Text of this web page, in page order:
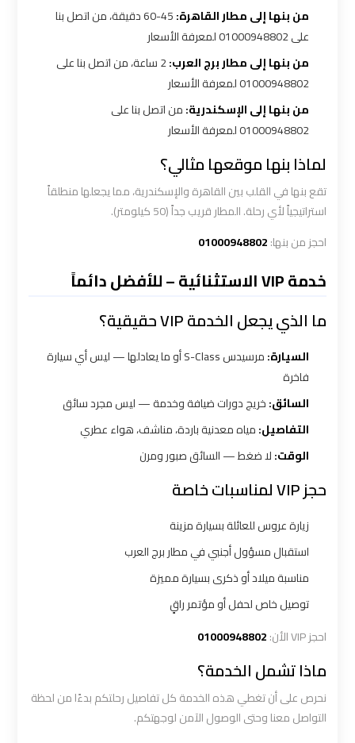
من بنها إلى مطار القاهرة:
45-60 دقيقة، من اتصل بنا
على 01000948802 لمعرفة الأسعار
من بنها إلى مطار برج العرب:
2 ساعة، من اتصل بنا على
01000948802 لمعرفة الأسعار
من بنها إلى الإسكندرية:من اتصل بنا على
01000948802 لمعرفة الأسعار
لماذا بنها موقعها مثالي؟
تقع بنها في القلب بين القاهرة والإسكندرية، مما يجعلها منطلقاً
استراتيجياً لأي رحلة. المطار قريب جداً (50 كيلومتر).
احجز من بنها:01000948802
خدمة VIP الاستثنائية – للأفضل دائماً
ما الذي يجعل الخدمة VIP حقيقية؟
السيارة:
مرسيدس S-Class أو ما يعادلها — ليس أي سيارة
فاخرة
السائق:خريج دورات ضيافة وخدمة — ليس مجرد سائق
التفاصيل:مياه معدنية باردة، مناشف، هواء عطري
الوقت:لا ضغط — السائق صبور ومرن
حجز VIP لمناسبات خاصة
زيارة عروس للعائلة بسيارة مزينة
استقبال مسؤول أجنبي في مطار برج العرب
مناسبة ميلاد أو ذكرى بسيارة مميزة
توصيل خاص لحفل أو مؤتمر راقٍ
احجز VIP الأن:
01000948802
ماذا تشمل الخدمة؟
نحرص على أن تغطي هذه الخدمة كل تفاصيل رحلتكم بدءًا من لحظة
التواصل معنا وحتى الوصول الآمن لوجهتكم.
الإسكندرية
القاهرة
ليموزين
الاسكندرية
القاهرة
ليموزين
الاسكندريه
الاسكندريه
السويس
ليموزين
الاسكندريه
الاسكندريه
ليموزين